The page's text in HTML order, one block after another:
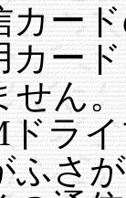
カー
カー
せん
ドラ
ふさ